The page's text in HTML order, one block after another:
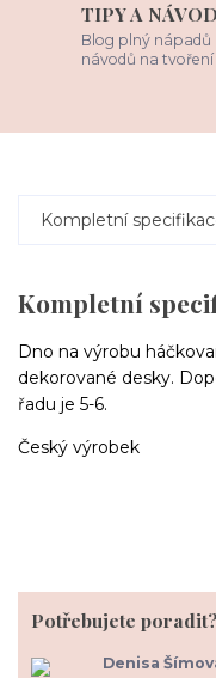
TIPY A
Blog plný nápadů
návodů na tvoření
Kompletní
Kompletní
Dno na výrobu
dekorované desky.
řadu je 5-6.
Český výrobek
Potřebujete poradit?
Denisa